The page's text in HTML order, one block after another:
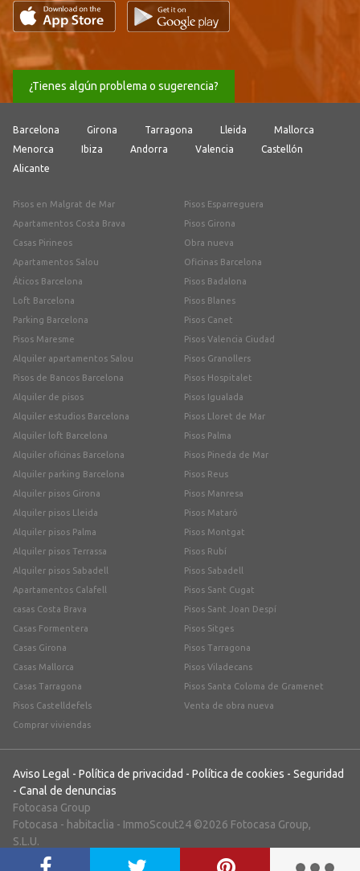
¿Tienes algún problema o sugerencia?
Barcelona Girona Tarragona Lleida
Mallorca
Menorca
Ibiza Andorra Valencia
Castellón
Alicante
Pisos en Malgrat de Mar
Apartamentos Costa Brava
Casas Pirineos
Apartamentos Salou
Áticos Barcelona
Loft Barcelona
Parking Barcelona
Pisos Maresme
Alquiler apartamentos Salou
Pisos de Bancos Barcelona
Alquiler de pisos
Alquiler estudios Barcelona
Alquiler loft Barcelona
Alquiler oficinas Barcelona
Alquiler parking Barcelona
Alquiler pisos Girona
Alquiler pisos Lleida
Alquiler pisos Palma
Alquiler pisos Terrassa
Alquiler pisos Sabadell
Apartamentos Calafell
casas Costa Brava
Casas Formentera
Casas Girona
Casas Mallorca
Casas Tarragona
Pisos Castelldefels
Comprar viviendas
Pisos Esparreguera
Pisos Girona
Obra nueva
Oficinas Barcelona
Pisos Badalona
Pisos Blanes
Pisos Canet
Pisos Valencia Ciudad
Pisos Granollers
Pisos Hospitalet
Pisos Igualada
Pisos Lloret de Mar
Pisos Palma
Pisos Pineda de Mar
Pisos Reus
Pisos Manresa
Pisos Mataró
Pisos Montgat
Pisos Rubí
Pisos Sabadell
Pisos Sant Cugat
Pisos Sant Joan Despí
Pisos Sitges
Pisos Tarragona
Pisos Viladecans
Pisos Santa Coloma de Gramenet
Venta de obra nueva
Aviso Legal - Política de privacidad - Política de cookies - Seguridad
- Canal de denuncias
Fotocasa Group
Fotocasa - habitaclia - ImmoScout24 ©2026 Fotocasa Group,
S.L.U.